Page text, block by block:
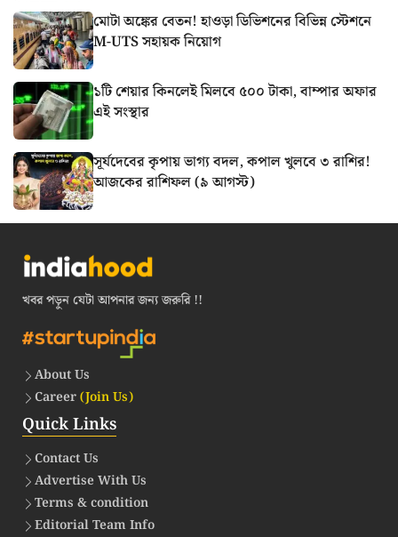
মোটা অঙ্কের বেতন! হাওড়া ডিভিশনের বিভিন্ন স্টেশনে
M-UTS সহায়ক নিয়োগ
১টি শেয়ার কিনলেই মিলবে ৫০০ টাকা, বাম্পার অফার
এই সংস্থার
সূর্যদেবের কৃপায় ভাগ্য বদল, কপাল খুলবে ৩ রাশির!
আজকের রাশিফল (৯ আগস্ট)
খবর পড়ুন যেটা আপনার জন্য জরুরি !!
About Us
Career(Join Us)
Quick Links
Contact Us
Advertise With Us
Terms & condition
Editorial Team Info